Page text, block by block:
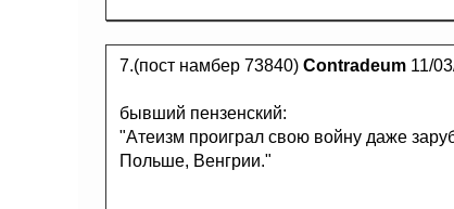
7.(пост намбер 73840) Contradeum 11/
бывший пензенский:
"Атеизм проиграл свою войну даже
Польше, Венгрии."